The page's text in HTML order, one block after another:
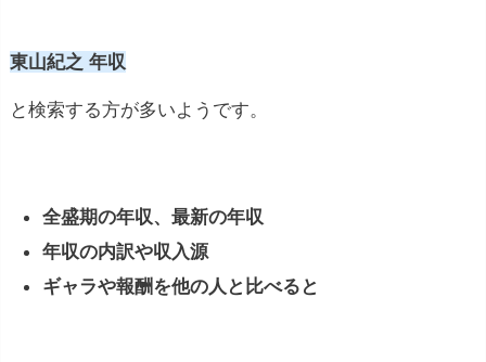
東山紀之 年収
と検索する方が多いようです。
全盛期の年収、最新の年収
年収の内訳や収入源
ギャラや報酬を他の人と比べると